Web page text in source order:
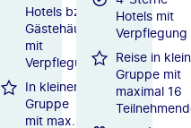
Hotels bzw.
Gästehäuser
mit
Verpflegung
In kleiner
Gruppe
mit max.
Hotels mit
Verpflegung
Reise in
Gruppe mit
maximal 16